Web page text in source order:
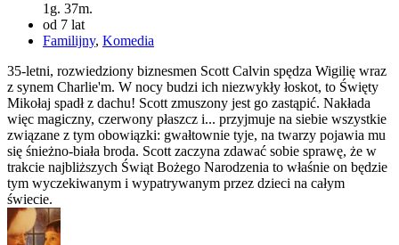
1g. 37m.
od 7 lat
Familijny, Komedia
35-letni, rozwiedziony biznesmen Scott Calvin spędza Wigilię wraz
z synem Charlie'm. W nocy budzi ich niezwykły łoskot, to Święty
Mikołaj spadł z dachu! Scott zmuszony jest go zastąpić. Nakłada
więc magiczny, czerwony płaszcz i... przyjmuje na siebie wszystkie
związane z tym obowiązki: gwałtownie tyje, na twarzy pojawia mu
się śnieżno-biała broda. Scott zaczyna zdawać sobie sprawę, że w
trakcie najbliższych Świąt Bożego Narodzenia to właśnie on będzie
tym wyczekiwanym i wypatrywanym przez dzieci na całym
świecie.